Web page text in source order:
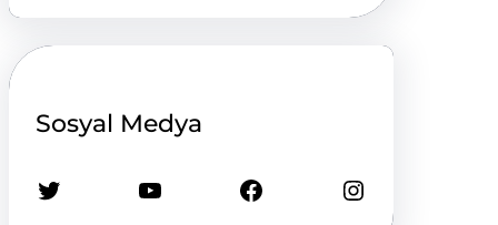
Sosyal Medya
Twitter YouTube Facebook Instagram